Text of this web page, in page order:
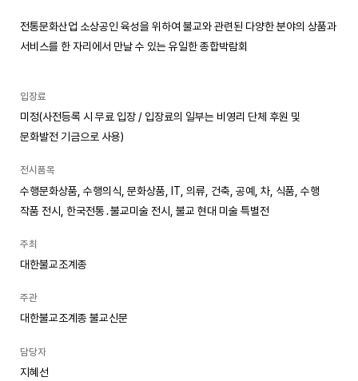
전통문화산업 소상공인 육성을 위하여 불교와 관련된 다양한 분야의 상품과
서비스를 한 자리에서 만날 수 있는 유일한 종합박람회
입장료
미정(사전등록 시 무료 입장 / 입장료의 일부는 비영리 단체 후원 및
문화발전 기금으로 사용)
전시품목
수행문화상품, 수행의식, 문화상품, IT, 의류, 건축, 공예, 차, 식품, 수행
작품 전시, 한국전통․불교미술 전시, 불교 현대 미술 특별전
주최
대한불교조계종
주관
대한불교조계종 불교신문
담당자
지혜선